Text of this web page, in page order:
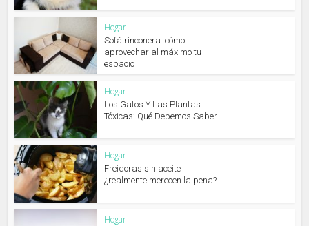
Hogar
Sofá rinconera: cómo
aprovechar al máximo tu
espacio
Hogar
Los Gatos Y Las Plantas
Tóxicas: Qué Debemos Saber
Hogar
Freidoras sin aceite
¿realmente merecen la pena?
Hogar